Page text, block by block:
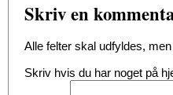
Skriv en
Alle felter skal udfyldes,
Skriv hvis du har noget på